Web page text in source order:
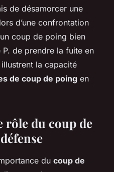
de désamorcer une
d’une confrontation
coup de poing bien
de prendre la fuite en
la capacité
de coup de poing en
rôle du coup de
du coup de